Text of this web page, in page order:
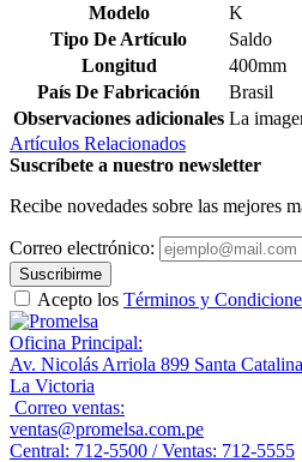
Modelo
K
Tipo De Artículo
Saldo
Longitud
400mm
País De Fabricación
Brasil
Observaciones adicionales La
Artículos Relacionados
Suscríbete a nuestro newsletter
Recibe novedades sobre las mejores
Correo electrónico:
Suscribirme
Acepto los Términos y
Oficina Principal:
Av. Nicolás Arriola 899 Santa
La Victoria
Correo ventas:
ventas@promelsa.com.pe
Central: 712-5500 / Ventas: 712-5555